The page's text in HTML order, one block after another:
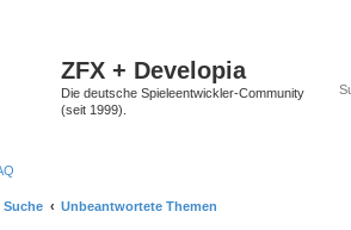
ZFX + Developia
Die deutsche Spieleentwickler-Community
(seit 1999).
Suche Unbeantwortete Themen